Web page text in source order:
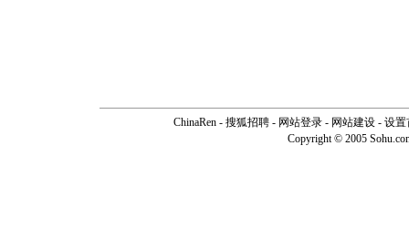
ChinaRen - 搜狐招聘 - 网站登录 - 网站建设 - 设置
Copyright © 2005